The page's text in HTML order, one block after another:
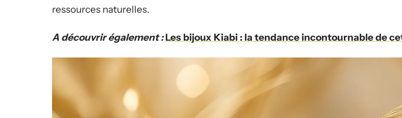
ressources naturelles.
A découvrir également : Les bijoux Kiabi : la tendance incontournable de